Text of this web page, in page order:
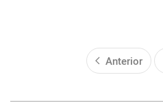
Anterior